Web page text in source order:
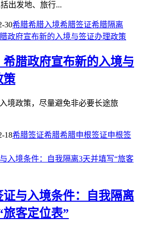
出发地、旅行...
30希腊希腊入境希腊签证希腊隔离
希腊政府宣布新的入境与
策
境政策，尽量避免非必要长途旅
18希腊签证希腊希腊申根签证申根签
证与入境条件：自我隔离
旅客定位表”